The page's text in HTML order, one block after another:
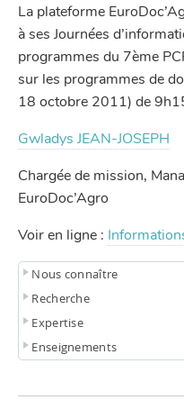
La plateforme
à ses Journées
programmes du 7ème
sur les programmes de
18 octobre 2011) de
Gwladys JEAN-JOSEPH
Chargée de mission,
EuroDoc’Agro
Voir en ligne :
Nous connaître
Recherche
Expertise
Enseignements